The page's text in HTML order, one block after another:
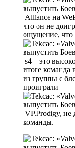
Alliance на
что он не
ощущение, что
s4 – это
итоге команда
из группы с
проиграли
VP.Prodigy, не
команды.